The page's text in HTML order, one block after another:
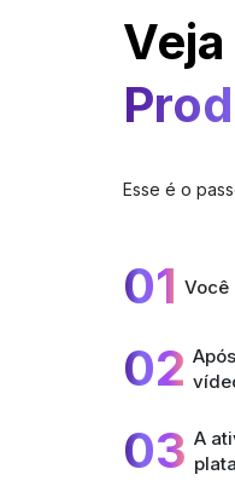
Esse é o
01 Você
02
03 A